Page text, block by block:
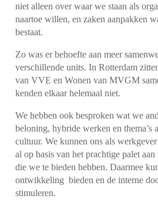
niet alleen over waar we staan als
naartoe willen, en zaken aanpakken
bestaat.
Zo was er behoefte aan meer
verschillende units. In Rotterdam
van VVE en Wonen van MVGM
kenden elkaar helemaal niet.
We hebben ook besproken wat we
beloning, hybride werken en thema’s
cultuur. We kunnen ons als
al op basis van het prachtige palet
die we te bieden hebben. Daarmee
ontwikkeling bieden en de interne
stimuleren.